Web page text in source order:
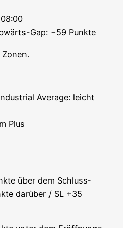
Gap: −59 Punkte
Avera­ge: leicht
Plus
über dem Schluss­
dar­über / SL +35